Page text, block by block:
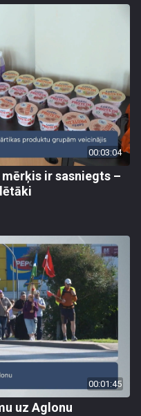
00:03:04
ir sasniegts –
00:01:45
uz Aglonu